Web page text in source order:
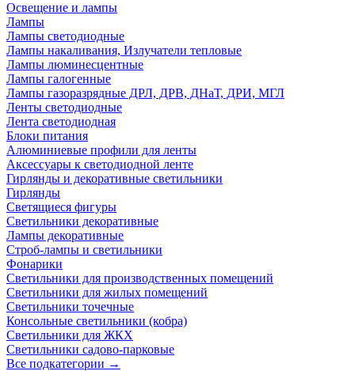
Освещение и лампы
Лампы
Лампы светодиодные
Лампы накаливания, Излучатели тепловые
Лампы люминесцентные
Лампы галогенные
Лампы газоразрядные ДРЛ, ДРВ, ДНаТ, ДРИ, МГЛ
Ленты светодиодные
Лента светодиодная
Блоки питания
Алюминиевые профили для ленты
Аксессуары к светодиодной ленте
Гирлянды и декоративные светильники
Гирлянды
Светящиеся фигуры
Светильники декоративные
Лампы декоративные
Строб-лампы и светильники
Фонарики
Светильники для производственных помещений
Светильники для жилых помещений
Светильники точечные
Консольные светильники (кобра)
Светильники для ЖКХ
Светильники садово-парковые
Все подкатегории →